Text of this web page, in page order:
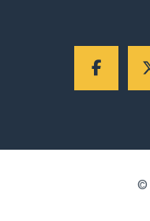
©